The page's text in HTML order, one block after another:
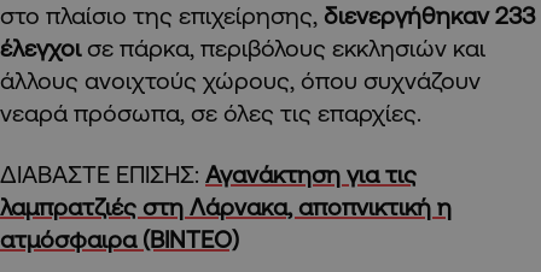
στο πλαίσιο της επιχείρησης, διενεργήθηκαν 233
έλεγχοισε πάρκα, περιβόλους εκκλησιών και
άλλους ανοιχτούς χώρους, όπου συχνάζουν
νεαρά πρόσωπα, σε όλες τις επαρχίες.
ΔΙΑΒΑΣΤΕ ΕΠΙΣΗΣ: Αγανάκτηση για τις
λαμπρατζιές στη Λάρνακα, αποπνικτική η
ατμόσφαιρα (BINTEO)